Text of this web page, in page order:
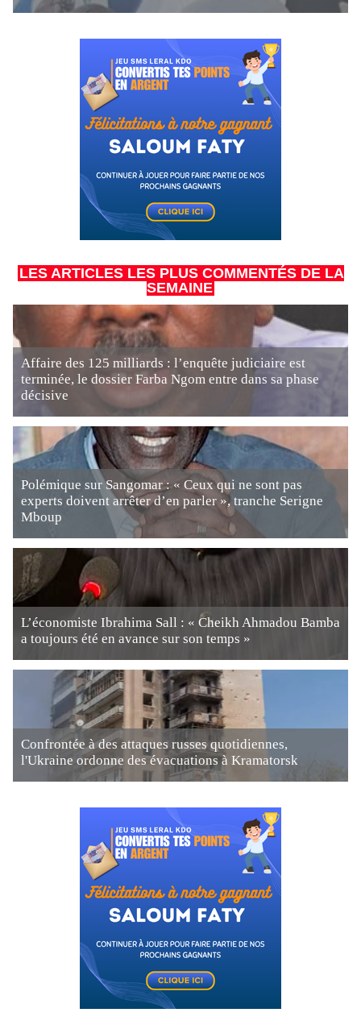
LES ARTICLES LES PLUS COMMENTÉS DE LA
SEMAINE
Affaire des 125 milliards : l’enquête judiciaire est
terminée, le dossier Farba Ngom entre dans sa phase
décisive
Polémique sur Sangomar : « Ceux qui ne sont pas
experts doivent arrêter d’en parler », tranche Serigne
Mboup
L’économiste Ibrahima Sall : « Cheikh Ahmadou Bamba
a toujours été en avance sur son temps »
Confrontée à des attaques russes quotidiennes,
l'Ukraine ordonne des évacuations à Kramatorsk